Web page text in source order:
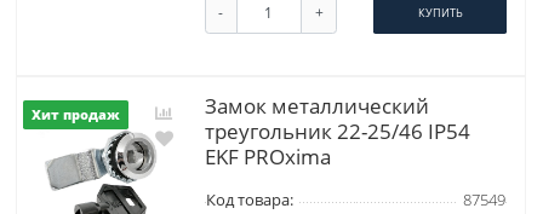
- + КУПИТЬ
Хит продаж
Замок металлический
треугольник 22-25/46 IP54
EKF PROxima
Код товара:
87549